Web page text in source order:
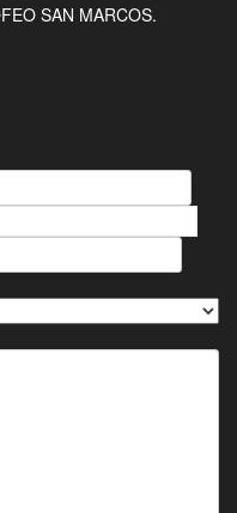
SAN MARCOS.